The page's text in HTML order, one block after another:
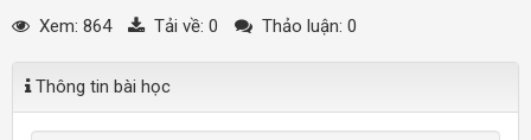
Xem: 864 Tải về: 0 Thảo luận: 0
Thông tin bài học